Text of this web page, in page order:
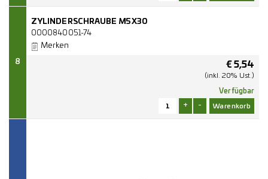
8
ZYLINDERSCHRAUBE M5X30
0000840051-74
Merken
€ 5,54
(inkl. 20% Ust.)
Verfügbar
+ -